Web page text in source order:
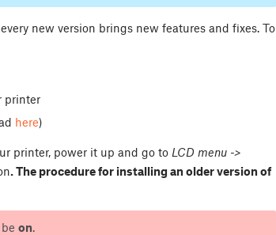
new version brings new features and fixes. To
printer
here)
printer, power it up and go to LCD menu ->
. The procedure for installing an older version of
on